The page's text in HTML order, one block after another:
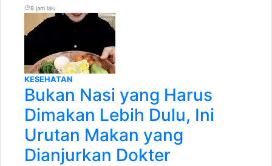
8 jam lalu
KESEHATAN
Bukan Nasi yang Harus
Dimakan Lebih Dulu, Ini
Urutan Makan yang
Dianjurkan Dokter